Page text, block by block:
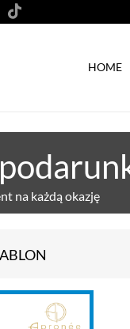
HOME
na każdą okazję